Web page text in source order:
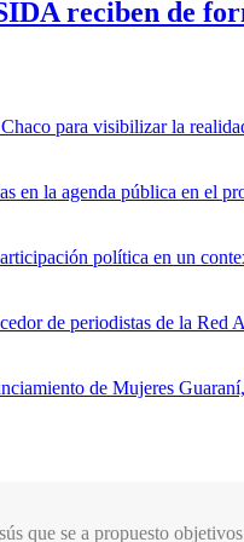
reciben de
para visibilizar la
en la agenda pública en el
política en un
de periodistas de la Red
de Mujeres
que se a propuesto